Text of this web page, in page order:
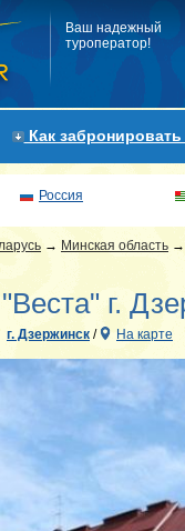
Ваш надежный
туроператор!
Как забронировать
Россия
→ Минская область →
г.
г. Дзержинск / На карте